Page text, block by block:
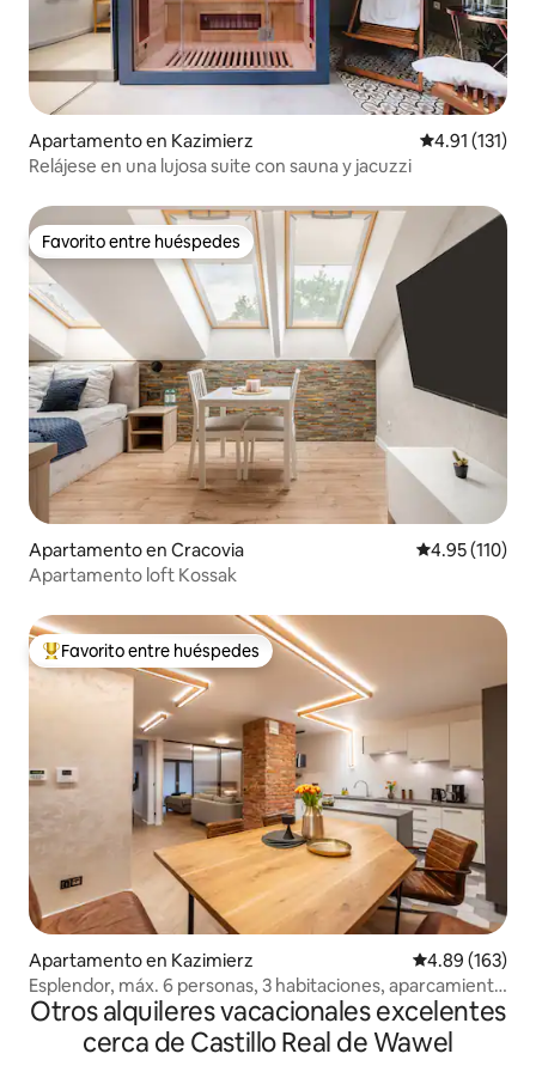
Apartamento en Kazimierz Calificación
4.91 (131)
Relájese en una lujosa suite con sauna y jacuzzi
Favorito entre huéspedes
Favorito entre huéspedes
Apartamento en Cracovia Calificación
4.95 (110)
Apartamento loft Kossak
Favorito entre huéspedes preferido
Favorito entre huéspedes
Apartamento en Kazimierz Calificación
4.89 (163)
Esplendor, máx. 6 personas, 3 habitaciones, aparcamiento
gratuito
Otros alquileres vacacionales excelentes
cerca de Castillo Real de Wawel